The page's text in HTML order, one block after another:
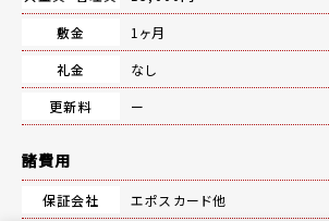
敷金
1ヶ月
礼金
なし
更新料
ー
諸費用
保証会社 エポスカード他